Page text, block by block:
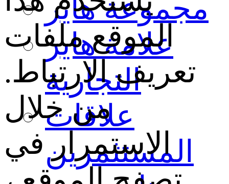
مجموعة هاير
علامة هاير
التجارية
علاقات
المستثمرين
الموقع ملفات
تعريف الارتباط.
من خلال
الاستمرار في